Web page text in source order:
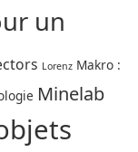
un
Lorenz Makro :
Minelab